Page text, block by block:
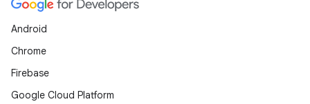
Android
Chrome
Firebase
Google Cloud Platform